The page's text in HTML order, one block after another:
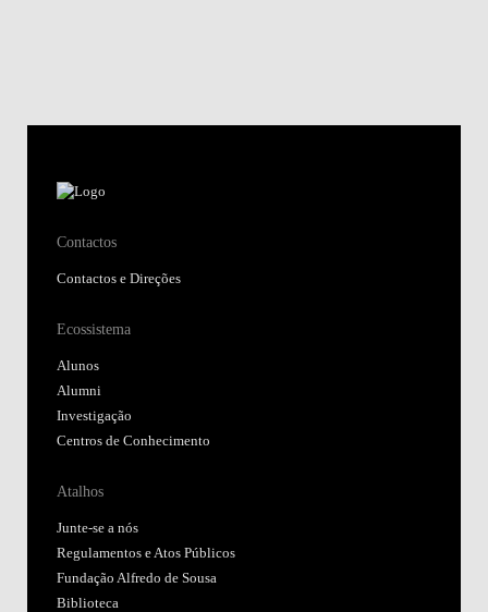
Contactos
Contactos e Direções
Ecossistema
Alunos
Alumni
Investigação
Centros de Conhecimento
Atalhos
Junte-se a nós
Regulamentos e Atos Públicos
Fundação Alfredo de Sousa
Biblioteca